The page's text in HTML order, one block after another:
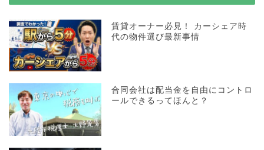
賃貸オーナー必見！ カーシェア時
代の物件選び最新事情
合同会社は配当金を自由にコントロ
ールできるってほんと？